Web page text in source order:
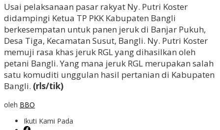
Usai pelaksanaan pasar rakyat Ny. Putri Koster
didampingi Ketua TP PKK Kabupaten Bangli
berkesempatan untuk panen jeruk di Banjar Pukuh,
Desa Tiga, Kecamatan Susut, Bangli. Ny. Putri Koster
memuji rasa khas jeruk RGL yang dihasilkan oleh
petani Bangli. Yang mana jeruk RGL merupakan salah
satu komuditi unggulan hasil pertanian di Kabupaten
Bangli. (rls/tik)
oleh BBO
Ikuti Kami Pada